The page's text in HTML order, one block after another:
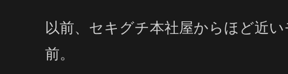
以前、セキグチ本社屋からほど近
前。